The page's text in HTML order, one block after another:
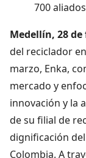
700
Medellín, 28 de
del reciclador
marzo, Enka,
mercado y
innovación y la
de su filial de
dignificación
Colombia. A